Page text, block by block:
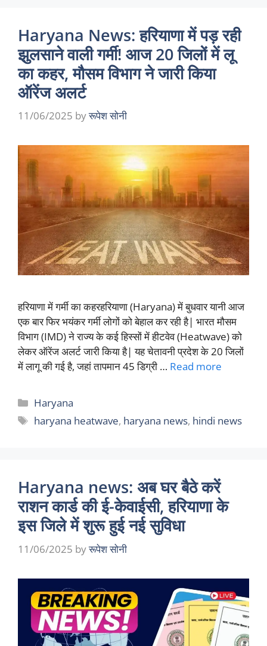
Haryana News: हरियाणा में पड़ रही
झुलसाने वाली गर्मी! आज 20 जिलों में लू
का कहर, मौसम विभाग ने जारी किया
ऑरेंज अलर्ट
11/06/2025 byरूपेश सोनी
हरियाणा में गर्मी का कहरहरियाणा (Haryana) में बुधवार यानी आज
एक बार फिर भयंकर गर्मी लोगों को बेहाल कर रही है| भारत मौसम
विभाग (IMD) ने राज्य के कई हिस्सों में हीटवेव (Heatwave) को
लेकर ऑरेंज अलर्ट जारी किया है| यह चेतावनी प्रदेश के 20 जिलों
में लागू की गई है, जहां तापमान 45 डिग्री … Read more
Categories
Haryana
Tags
haryana heatwave, haryana news, hindi news
Haryana news: अब घर बैठे करें
राशन कार्ड की ई-केवाईसी, हरियाणा के
इस जिले में शुरू हुई नई सुविधा
11/06/2025 byरूपेश सोनी